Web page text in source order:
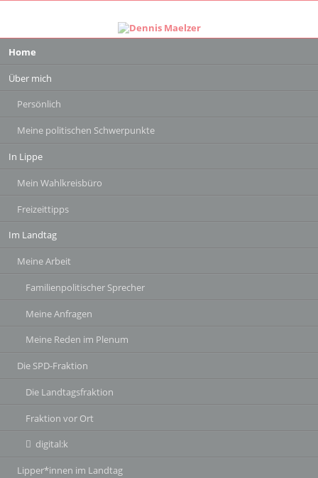
überspringen
Home
Über mich
Persönlich
Meine politischen Schwerpunkte
In Lippe
Mein Wahlkreisbüro
Freizeittipps
Im Landtag
Meine Arbeit
Familienpolitischer Sprecher
Meine Anfragen
Meine Reden im Plenum
Die SPD-Fraktion
Die Landtagsfraktion
Fraktion vor Ort
digital:k
Lipper*innen im Landtag